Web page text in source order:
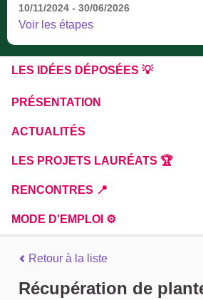
10/11/2024 - 30/06/2026
Voir les étapes
LES IDÉES DÉPOSÉES 💡
PRÉSENTATION
ACTUALITÉS
LES PROJETS LAURÉATS 🏆
RENCONTRES 📍
MODE D'EMPLOI ⚙️
Retour à la liste
Récupération de